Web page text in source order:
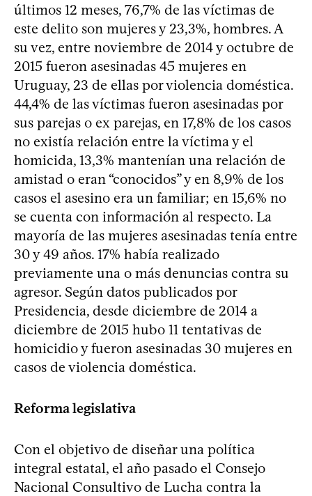
últimos 12 meses, 76,7% de las víctimas de
este delito son mujeres y 23,3%, hombres. A
su vez, entre noviembre de 2014 y octubre de
2015 fueron asesinadas 45 mujeres en
Uruguay, 23 de ellas por violencia doméstica.
44,4% de las víctimas fueron asesinadas por
sus parejas o ex parejas, en 17,8% de los casos
no existía relación entre la víctima y el
homicida, 13,3% mantenían una relación de
amistad o eran “conocidos” y en 8,9% de los
casos el asesino era un familiar; en 15,6% no
se cuenta con información al respecto. La
mayoría de las mujeres asesinadas tenía entre
30 y 49 años. 17% había realizado
previamente una o más denuncias contra su
agresor. Según datos publicados por
Presidencia, desde diciembre de 2014 a
diciembre de 2015 hubo 11 tentativas de
homicidio y fueron asesinadas 30 mujeres en
casos de violencia doméstica.
Reforma legislativa
Con el objetivo de diseñar una política
integral estatal, el año pasado el Consejo
Nacional Consultivo de Lucha contra la